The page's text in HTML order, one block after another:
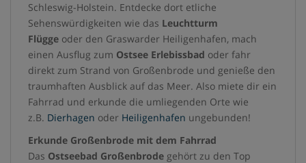
Schleswig-Holstein. Entdecke dort etliche
Sehenswürdigkeiten wie das Leuchtturm
Flügge oder den Graswarder Heiligenhafen, mach
einen Ausflug zum Ostsee Erlebissbad oder fahr
direkt zum Strand von Großenbrode und genieße den
traumhaften Ausblick auf das Meer. Also miete dir ein
Fahrrad und erkunde die umliegenden Orte wie
z.B. Dierhagen oder Heiligenhafen ungebunden!
Erkunde Großenbrode mit dem Fahrrad
Das Ostseebad Großenbrode gehört zu den Top